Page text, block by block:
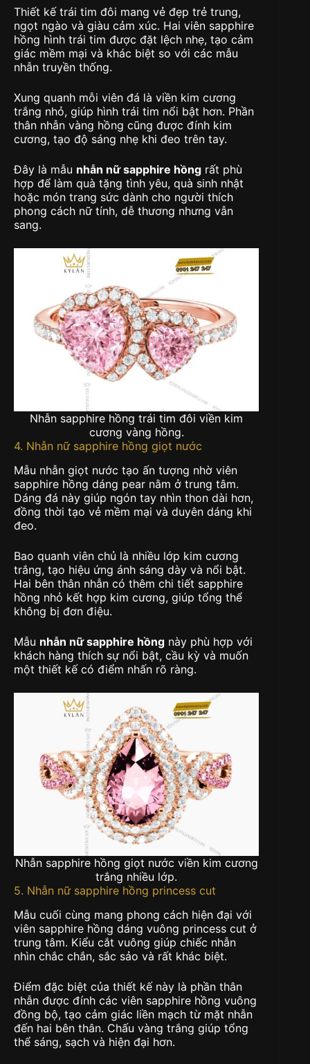
Thiết kế trái tim đôi mang vẻ đẹp trẻ trung,
ngọt ngào và giàu cảm xúc. Hai viên sapphire
hồng hình trái tim được đặt lệch nhẹ, tạo cảm
giác mềm mại và khác biệt so với các mẫu
nhẫn truyền thống.
Xung quanh mỗi viên đá là viền kim cương
trắng nhỏ, giúp hình trái tim nổi bật hơn. Phần
thân nhẫn vàng hồng cũng được đính kim
cương, tạo độ sáng nhẹ khi đeo trên tay.
Đây là mẫu nhẫn nữ sapphire hồng rất phù
hợp để làm quà tặng tình yêu, quà sinh nhật
hoặc món trang sức dành cho người thích
phong cách nữ tính, dễ thương nhưng vẫn
sang.
Nhẫn sapphire hồng trái tim đôi viền kim
cương vàng hồng.
4. Nhẫn nữ sapphire hồng giọt nước
Mẫu nhẫn giọt nước tạo ấn tượng nhờ viên
sapphire hồng dáng pear nằm ở trung tâm.
Dáng đá này giúp ngón tay nhìn thon dài hơn,
đồng thời tạo vẻ mềm mại và duyên dáng khi
đeo.
Bao quanh viên chủ là nhiều lớp kim cương
trắng, tạo hiệu ứng ánh sáng dày và nổi bật.
Hai bên thân nhẫn có thêm chi tiết sapphire
hồng nhỏ kết hợp kim cương, giúp tổng thể
không bị đơn điệu.
Mẫu nhẫn nữ sapphire hồng này phù hợp với
khách hàng thích sự nổi bật, cầu kỳ và muốn
một thiết kế có điểm nhấn rõ ràng.
Nhẫn sapphire hồng giọt nước viền kim cương
trắng nhiều lớp.
5. Nhẫn nữ sapphire hồng princess cut
Mẫu cuối cùng mang phong cách hiện đại với
viên sapphire hồng dáng vuông princess cut ở
trung tâm. Kiểu cắt vuông giúp chiếc nhẫn
nhìn chắc chắn, sắc sảo và rất khác biệt.
Điểm đặc biệt của thiết kế này là phần thân
nhẫn được đính các viên sapphire hồng vuông
đồng bộ, tạo cảm giác liền mạch từ mặt nhẫn
đến hai bên thân. Chấu vàng trắng giúp tổng
thể sáng, sạch và hiện đại hơn.